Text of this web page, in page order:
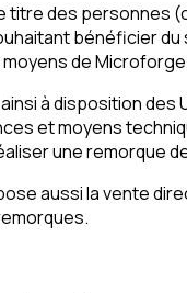
titre des personnes
bénéficier du
de Microforge
à disposition des
et moyens
une remorque
aussi la vente